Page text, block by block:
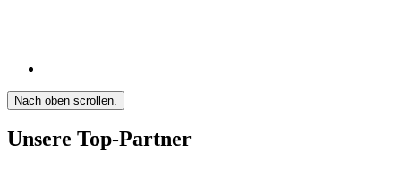
Nach oben scrollen.
Unsere Top-Partner